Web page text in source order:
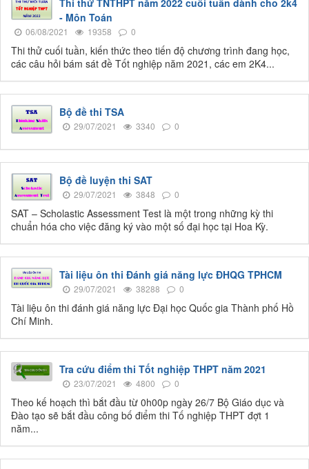
Thi thử TNTHPT năm 2022 cuối tuần dành cho 2k4
- Môn Toán
06/08/2021 19358 0
Thi thử cuối tuần, kiến thức theo tiến độ chương trình đang học,
các câu hỏi bám sát đề Tốt nghiệp năm 2021, các em 2K4...
Bộ đề thi TSA
29/07/2021 3340 0
Bộ đề luyện thi SAT
29/07/2021 3848 0
SAT – Scholastic Assessment Test là một trong những kỳ thi
chuẩn hóa cho việc đăng ký vào một số đại học tại Hoa Kỳ.
Tài liệu ôn thi Đánh giá năng lực ĐHQG TPHCM
29/07/2021 38288 0
Tài liệu ôn thi đánh giá năng lực Đại học Quốc gia Thành phố Hồ
Chí Minh.
Tra cứu điểm thi Tốt nghiệp THPT năm 2021
23/07/2021 4800 0
Theo kế hoạch thì bắt đầu từ 0h00p ngày 26/7 Bộ Giáo dục và
Đào tạo sẽ bắt đầu công bố điểm thi Tố nghiệp THPT đợt 1
năm...